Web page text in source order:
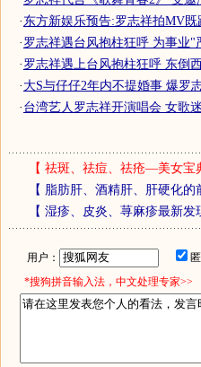
·东方新娱乐预告:罗志祥拍MV
·罗志祥遇台风抱柱狂呼 为事业"
·罗志祥遇上台风抱柱狂呼 东倒
·大S与仔仔2年内不提婚事 爆罗
·台湾艺人罗志祥开演唱会 女歌
【 祛斑、祛痘、祛疮—美女宝
【 脂肪肝、酒精肝、肝硬化的
【 湿疹、皮炎、荨麻疹最新发
用户：
*搜狗拼音输入法，中文处理专家>>